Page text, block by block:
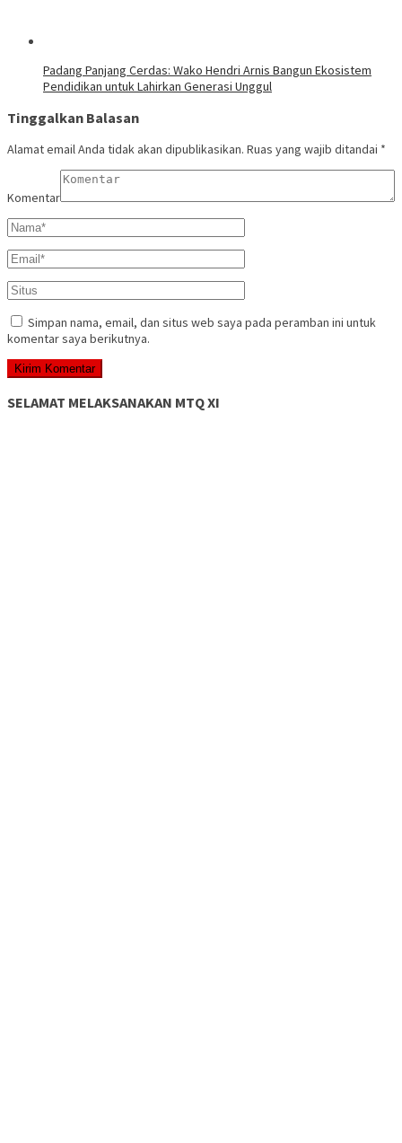
Padang Panjang Cerdas: Wako Hendri Arnis Bangun Ekosistem
Pendidikan untuk Lahirkan Generasi Unggul
Tinggalkan Balasan
Alamat email Anda tidak akan dipublikasikan. Ruas yang wajib ditandai *
Komentar
Simpan nama, email, dan situs web saya pada peramban ini untuk
komentar saya berikutnya.
SELAMAT MELAKSANAKAN MTQ XI